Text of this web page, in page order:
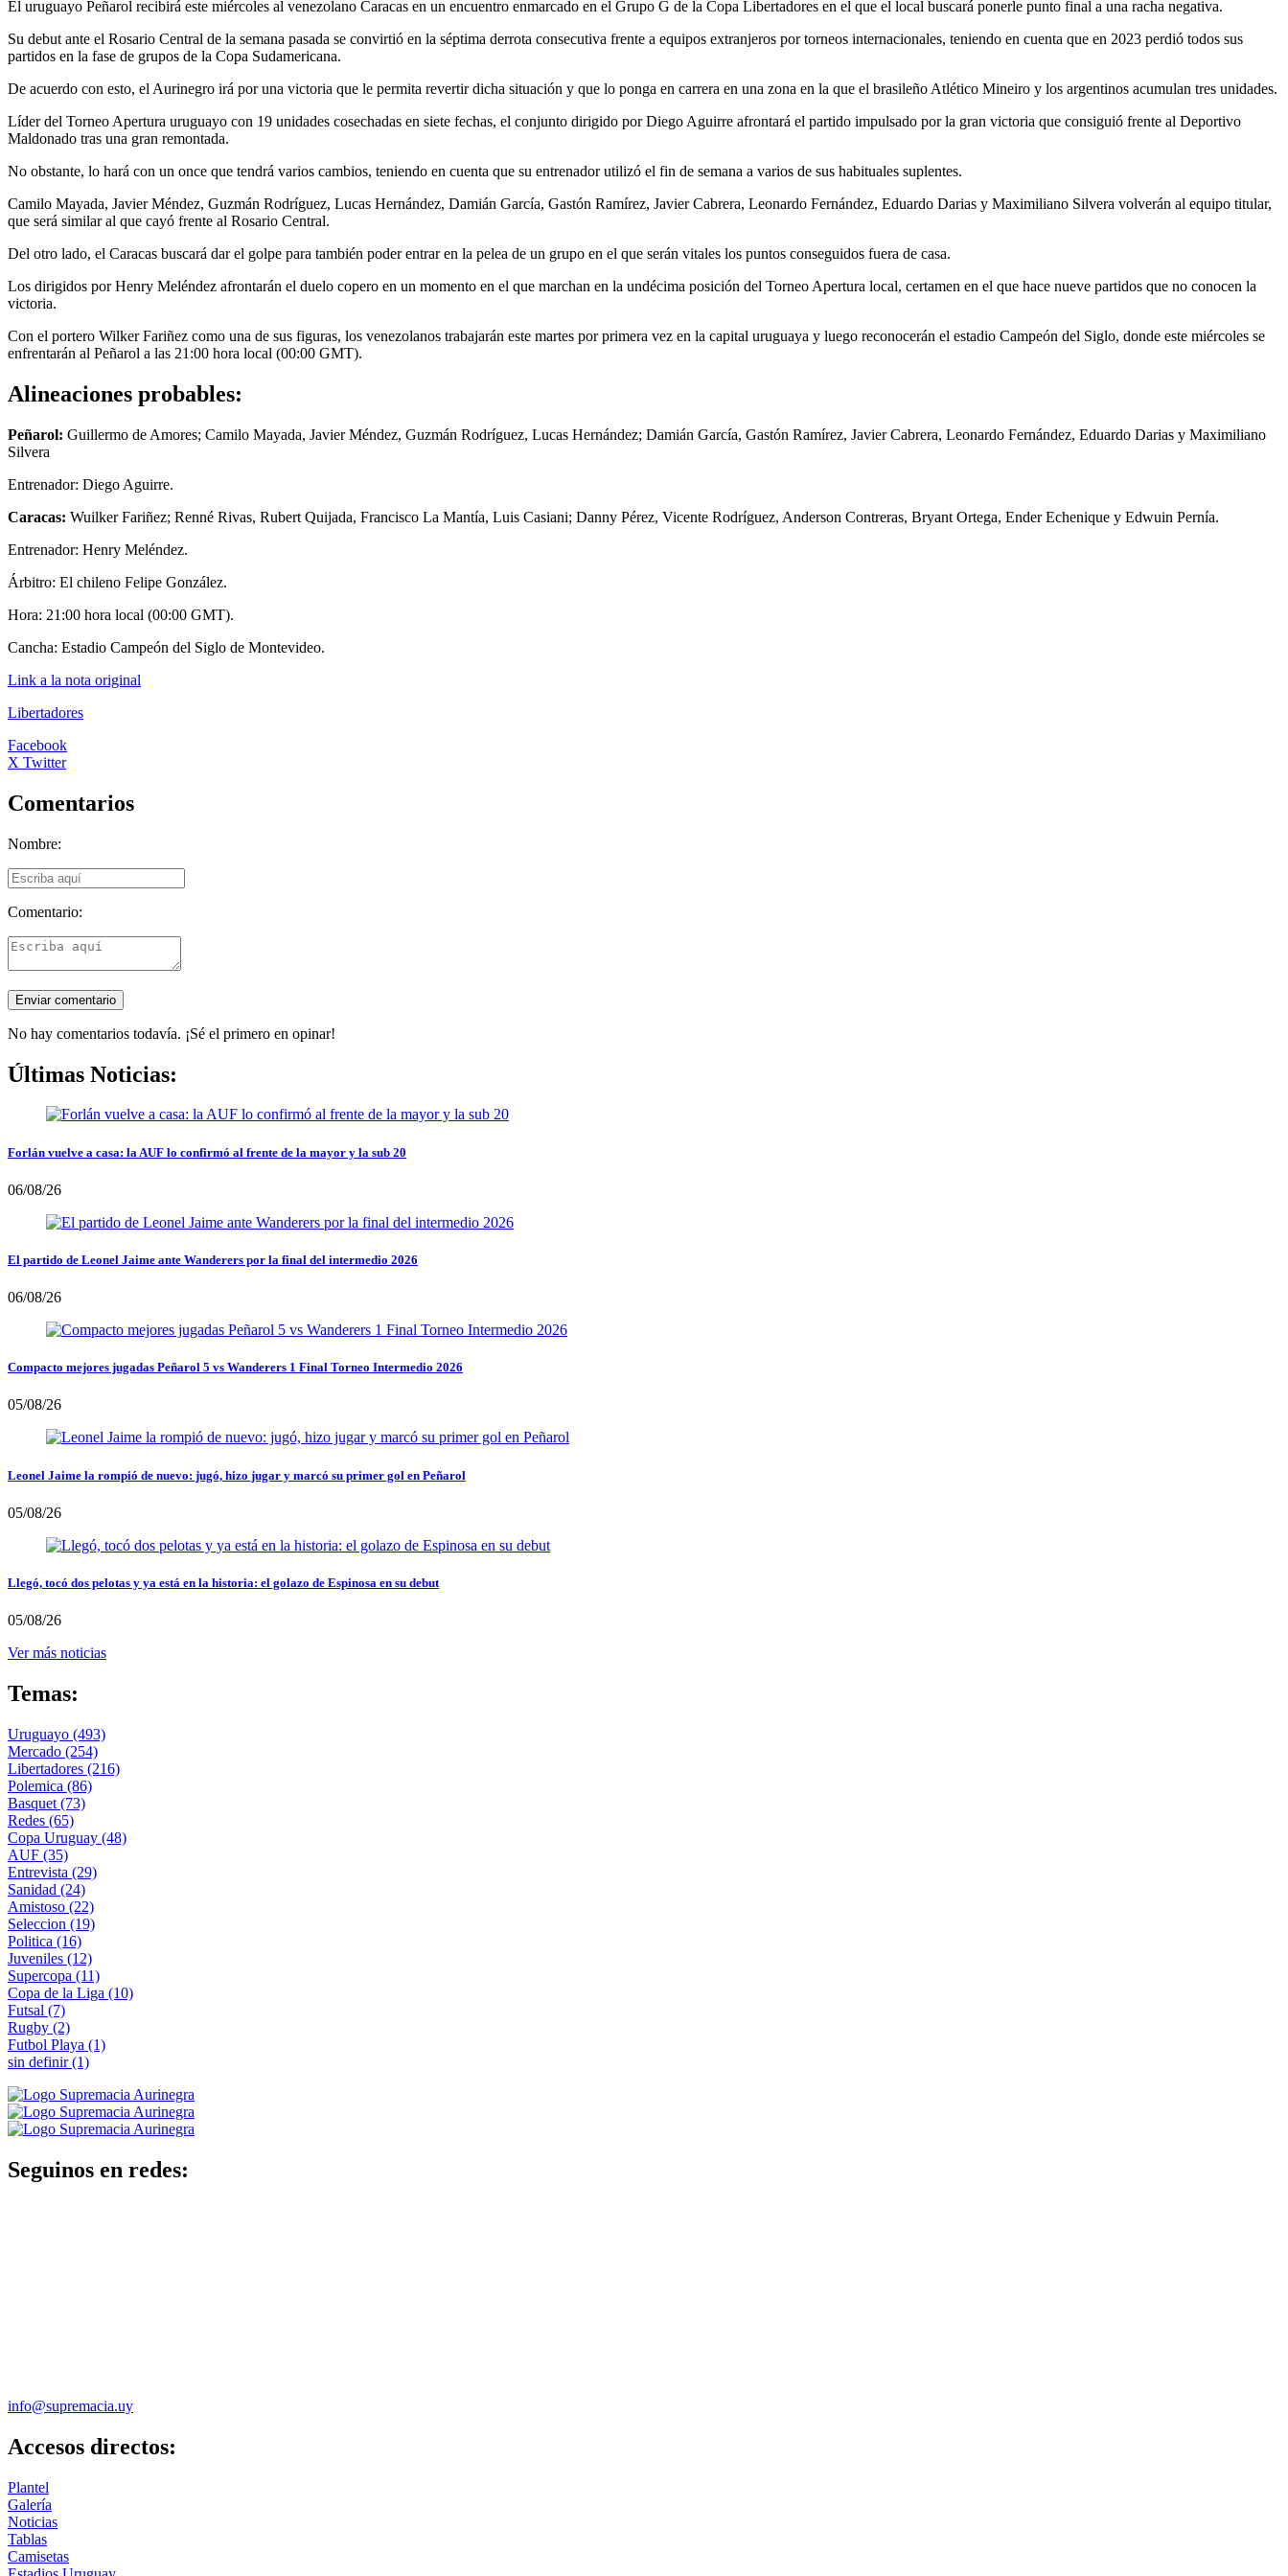
El uruguayo Peñarol recibirá este miércoles al venezolano Caracas en un encuentro enmarcado en el Grupo G de la Copa Libertadores en el que el local buscará ponerle punto final a una racha negativa.
Su debut ante el Rosario Central de la semana pasada se convirtió en la séptima derrota consecutiva frente a equipos extranjeros por torneos internacionales, teniendo en cuenta que en 2023 perdió todos sus
partidos en la fase de grupos de la Copa Sudamericana.
De acuerdo con esto, el Aurinegro irá por una victoria que le permita revertir dicha situación y que lo ponga en carrera en una zona en la que el brasileño Atlético Mineiro y los argentinos acumulan tres unidades.
Líder del Torneo Apertura uruguayo con 19 unidades cosechadas en siete fechas, el conjunto dirigido por Diego Aguirre afrontará el partido impulsado por la gran victoria que consiguió frente al Deportivo
Maldonado tras una gran remontada.
No obstante, lo hará con un once que tendrá varios cambios, teniendo en cuenta que su entrenador utilizó el fin de semana a varios de sus habituales suplentes.
Camilo Mayada, Javier Méndez, Guzmán Rodríguez, Lucas Hernández, Damián García, Gastón Ramírez, Javier Cabrera, Leonardo Fernández, Eduardo Darias y Maximiliano Silvera volverán al equipo titular,
que será similar al que cayó frente al Rosario Central.
Del otro lado, el Caracas buscará dar el golpe para también poder entrar en la pelea de un grupo en el que serán vitales los puntos conseguidos fuera de casa.
Los dirigidos por Henry Meléndez afrontarán el duelo copero en un momento en el que marchan en la undécima posición del Torneo Apertura local, certamen en el que hace nueve partidos que no conocen la
victoria.
Con el portero Wilker Fariñez como una de sus figuras, los venezolanos trabajarán este martes por primera vez en la capital uruguaya y luego reconocerán el estadio Campeón del Siglo, donde este miércoles se
enfrentarán al Peñarol a las 21:00 hora local (00:00 GMT).
Alineaciones probables:
Peñarol: Guillermo de Amores; Camilo Mayada, Javier Méndez, Guzmán Rodríguez, Lucas Hernández; Damián García, Gastón Ramírez, Javier Cabrera, Leonardo Fernández, Eduardo Darias y Maximiliano
Silvera
Entrenador: Diego Aguirre.
Caracas: Wuilker Fariñez; Renné Rivas, Rubert Quijada, Francisco La Mantía, Luis Casiani; Danny Pérez, Vicente Rodríguez, Anderson Contreras, Bryant Ortega, Ender Echenique y Edwuin Pernía.
Entrenador: Henry Meléndez.
Árbitro: El chileno Felipe González.
Hora: 21:00 hora local (00:00 GMT).
Cancha: Estadio Campeón del Siglo de Montevideo.
Link a la nota original
Libertadores
Facebook
X Twitter
Comentarios
Nombre:
Comentario:
No hay comentarios todavía. ¡Sé el primero en opinar!
Últimas Noticias:
Forlán vuelve a casa: la AUF lo confirmó al frente de la mayor y la sub 20
06/08/26
El partido de Leonel Jaime ante Wanderers por la final del intermedio 2026
06/08/26
Compacto mejores jugadas Peñarol 5 vs Wanderers 1 Final Torneo Intermedio 2026
05/08/26
Leonel Jaime la rompió de nuevo: jugó, hizo jugar y marcó su primer gol en Peñarol
05/08/26
Llegó, tocó dos pelotas y ya está en la historia: el golazo de Espinosa en su debut
05/08/26
Ver más noticias
Temas:
Uruguayo (493)
Mercado (254)
Libertadores (216)
Polemica (86)
Basquet (73)
Redes (65)
Copa Uruguay (48)
AUF (35)
Entrevista (29)
Sanidad (24)
Amistoso (22)
Seleccion (19)
Politica (16)
Juveniles (12)
Supercopa (11)
Copa de la Liga (10)
Futsal (7)
Rugby (2)
Futbol Playa (1)
sin definir(1)
Seguinos en redes:
info@supremacia.uy
Accesos directos:
Plantel
Galería
Noticias
Tablas
Camisetas